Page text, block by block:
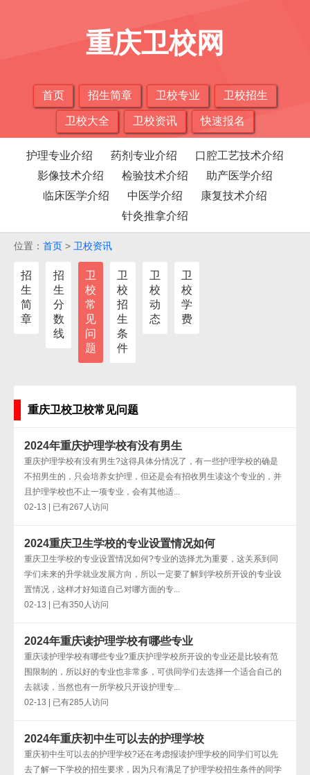
重庆卫校网
首页 招生简章 卫校专业 卫校招生
卫校大全 卫校资讯 快速报名
护理专业介绍 药剂专业介绍
口腔工艺技术介绍
影像技术介绍
检验技术介绍
助产医学介绍
临床医学介绍
中医学介绍
康复技术介绍
针灸推拿介绍
位置： 首页 > 卫校资讯
招
生
简
章
招
生
分
数
线
卫
校
常
见
问
题
卫
校
招
生
条
件
卫
校
动
态
卫
校
学
费
重庆卫校卫校常见问题
2024年重庆护理学校有没有男生
重庆护理学校有没有男生?这得具体分情况了，有一些护理学校的确是
不招男生的，只会培养女护理，但还是会有招收男生读这个专业的，并
且护理学校也不止一项专业，会有其他适...
02-13 | 已有267人访问
2024重庆卫生学校的专业设置情况如何
重庆卫生学校的专业设置情况如何?专业的选择尤为重要，这关系到同
学们未来的升学就业发展方向，所以一定要了解到学校所开设的专业设
置情况，这样才好知道自己对哪方面的专...
02-13 | 已有350人访问
2024年重庆读护理学校有哪些专业
重庆读护理学校有哪些专业?重庆护理学校所开设的专业还是比较有范
围限制的，所以好的专业也非常多，可供同学们去选择一个适合自己的
去就读，当然也有一所学校只开设护理专...
02-13 | 已有285人访问
2024年重庆初中生可以去的护理学校
重庆初中生可以去的护理学校?还在考虑报读护理学校的同学们可以先
去了解一下学校的招生要求，因为只有满足了护理学校招生条件的同学